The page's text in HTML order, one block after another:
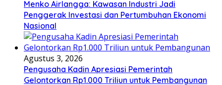
Menko Airlangga: Kawasan Industri Jadi
Penggerak Investasi dan Pertumbuhan Ekonomi
Nasional
Agustus 3, 2026
Pengusaha Kadin Apresiasi Pemerintah
Gelontorkan Rp1.000 Triliun untuk Pembangunan